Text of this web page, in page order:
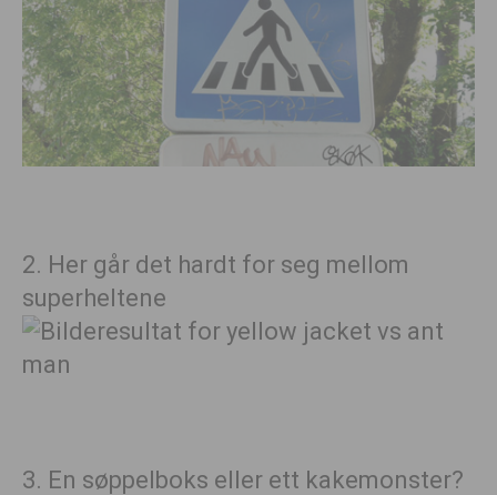
2. Her går det hardt for seg mellom
superheltene
3. En søppelboks eller ett kakemonster?